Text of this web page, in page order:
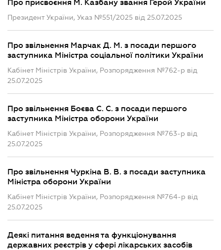
Про присвоєння М. Казбану звання Герой України
Президент України, Указ №551/2025 від 25.07.2025
Про звільнення Марчак Д. М. з посади першого
заступника Міністра соціальної політики України
Кабінет Міністрів України, Розпорядження №762-р від
25.07.2025
Про звільнення Боєва С. С. з посади першого
заступника Міністра оборони України
Кабінет Міністрів України, Розпорядження №763-р від
25.07.2025
Про звільнення Чуркіна В. В. з посади заступника
Міністра оборони України
Кабінет Міністрів України, Розпорядження №764-р від
25.07.2025
Деякі питання ведення та функціонування
державних реєстрів у сфері лікарських засобів